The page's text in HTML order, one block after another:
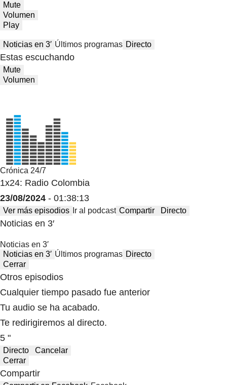
Mute
Volumen
Play
Noticias en 3′ Últimos programas Directo
Estas escuchando
Mute
Volumen
Crónica 24/7
1x24: Radio Colombia
23/08/2024 - 01:38:13
Ver más episodios Ir al podcast Compartir Directo
Noticias en 3′
Noticias en 3′
Noticias en 3′ Últimos programas Directo
Cerrar
Otros episodios
Cualquier tiempo pasado fue anterior
Tu audio se ha acabado.
Te redirigiremos al directo.
5 "
Directo
Cancelar
Cerrar
Compartir